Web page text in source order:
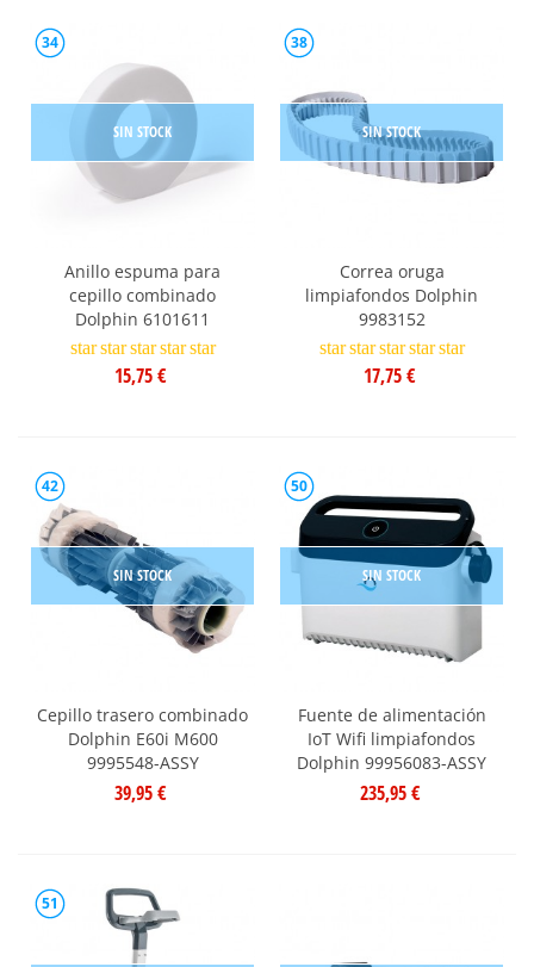
34
SIN STOCK
Anillo espuma para
cepillo combinado
Dolphin 6101611
star star star star star
15,75 €
38
SIN STOCK
Correa oruga
limpiafondos Dolphin
9983152
star star star star star
17,75 €
42
SIN STOCK
Cepillo trasero combinado
Dolphin E60i M600
9995548-ASSY
39,95 €
50
SIN STOCK
Fuente de alimentación
IoT Wifi limpiafondos
Dolphin 99956083-ASSY
235,95 €
51